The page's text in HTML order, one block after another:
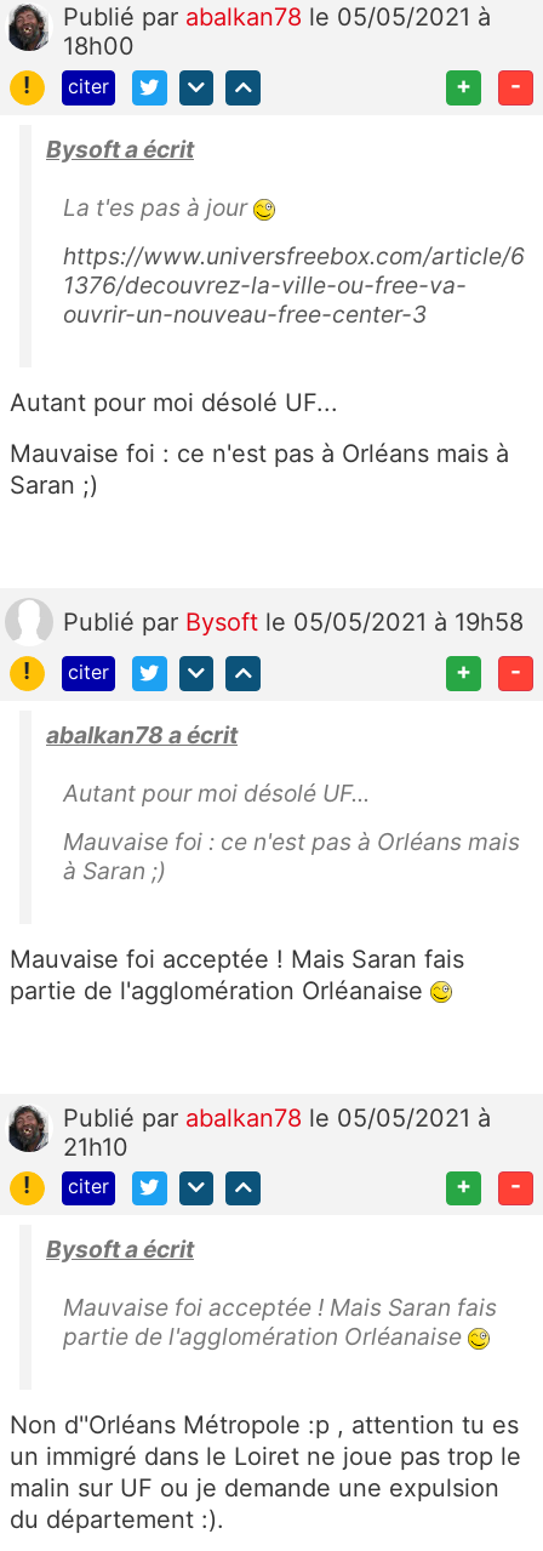
Publié par abalkan78 le 05/05/2021 à
18h00
!
citer + -
Bysoft a écrit
La t'es pas à jour
https://www.universfreebox.com/article/6
1376/decouvrez-la-ville-ou-free-va-
ouvrir-un-nouveau-free-center-3
Autant pour moi désolé UF...
Mauvaise foi : ce n'est pas à Orléans mais à
Saran ;)
Publié par Bysoft le 05/05/2021 à 19h58
!
citer + -
abalkan78 a écrit
Autant pour moi désolé UF...
Mauvaise foi : ce n'est pas à Orléans mais
à Saran ;)
Mauvaise foi acceptée ! Mais Saran fais
partie de l'agglomération Orléanaise
Publié par abalkan78 le 05/05/2021 à
21h10
!
citer + -
Bysoft a écrit
Mauvaise foi acceptée ! Mais Saran fais
partie de l'agglomération Orléanaise
Non d''Orléans Métropole :p , attention tu es
un immigré dans le Loiret ne joue pas trop le
malin sur UF ou je demande une expulsion
du département :).